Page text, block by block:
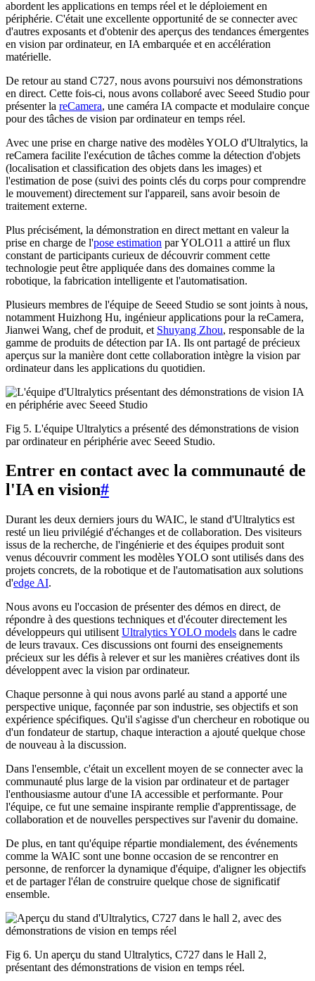
abordent les applications en temps réel et le déploiement en
périphérie. C'était une excellente opportunité de se connecter avec
d'autres exposants et d'obtenir des aperçus des tendances émergentes
en vision par ordinateur, en IA embarquée et en accélération
matérielle.
De retour au stand C727, nous avons poursuivi nos démonstrations
en direct. Cette fois-ci, nous avons collaboré avec Seeed Studio pour
présenter la reCamera, une caméra IA compacte et modulaire conçue
pour des tâches de vision par ordinateur en temps réel.
Avec une prise en charge native des modèles YOLO d'Ultralytics, la
reCamera facilite l'exécution de tâches comme la détection d'objets
(localisation et classification des objets dans les images) et
l'estimation de pose (suivi des points clés du corps pour comprendre
le mouvement) directement sur l'appareil, sans avoir besoin de
traitement externe.
Plus précisément, la démonstration en direct mettant en valeur la
prise en charge de l'pose estimation par YOLO11 a attiré un flux
constant de participants curieux de découvrir comment cette
technologie peut être appliquée dans des domaines comme la
robotique, la fabrication intelligente et l'automatisation.
Plusieurs membres de l'équipe de Seeed Studio se sont joints à nous,
notamment Huizhong Hu, ingénieur applications pour la reCamera,
Jianwei Wang, chef de produit, et Shuyang Zhou, responsable de la
gamme de produits de détection par IA. Ils ont partagé de précieux
aperçus sur la manière dont cette collaboration intègre la vision par
ordinateur dans les applications du quotidien.
Fig 5. L'équipe Ultralytics a présenté des démonstrations de vision
par ordinateur en périphérie avec Seeed Studio.
Entrer en contact avec la communauté de
l'IA en vision#
Durant les deux derniers jours du WAIC, le stand d'Ultralytics est
resté un lieu privilégié d'échanges et de collaboration. Des visiteurs
issus de la recherche, de l'ingénierie et des équipes produit sont
venus découvrir comment les modèles YOLO sont utilisés dans des
projets concrets, de la robotique et de l'automatisation aux solutions
d'edge AI.
Nous avons eu l'occasion de présenter des démos en direct, de
répondre à des questions techniques et d'écouter directement les
développeurs qui utilisent Ultralytics YOLO models dans le cadre
de leurs travaux. Ces discussions ont fourni des enseignements
précieux sur les défis à relever et sur les manières créatives dont ils
développent avec la vision par ordinateur.
Chaque personne à qui nous avons parlé au stand a apporté une
perspective unique, façonnée par son industrie, ses objectifs et son
expérience spécifiques. Qu'il s'agisse d'un chercheur en robotique ou
d'un fondateur de startup, chaque interaction a ajouté quelque chose
de nouveau à la discussion.
Dans l'ensemble, c'était un excellent moyen de se connecter avec la
communauté plus large de la vision par ordinateur et de partager
l'enthousiasme autour d'une IA accessible et performante. Pour
l'équipe, ce fut une semaine inspirante remplie d'apprentissage, de
collaboration et de nouvelles perspectives sur l'avenir du domaine.
De plus, en tant qu'équipe répartie mondialement, des événements
comme la WAIC sont une bonne occasion de se rencontrer en
personne, de renforcer la dynamique d'équipe, d'aligner les objectifs
et de partager l'élan de construire quelque chose de significatif
ensemble.
Fig 6. Un aperçu du stand Ultralytics, C727 dans le Hall 2,
présentant des démonstrations de vision en temps réel.